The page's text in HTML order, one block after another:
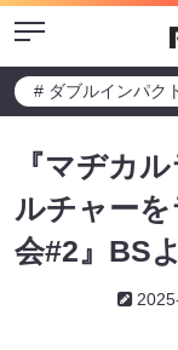
Menu
# ダブルインパク
『マヂカ
ルチャー
会#2』BS